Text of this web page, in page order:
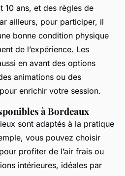
10 ans, et des règles de
ailleurs, pour participer, il
bonne condition physique
de l’expérience. Les
en avant des options
animations ou des
enrichir votre session.
à Bordeaux
sont adaptés à la pratique
vous pouvez choisir
profiter de l’air frais ou
intérieures, idéales par